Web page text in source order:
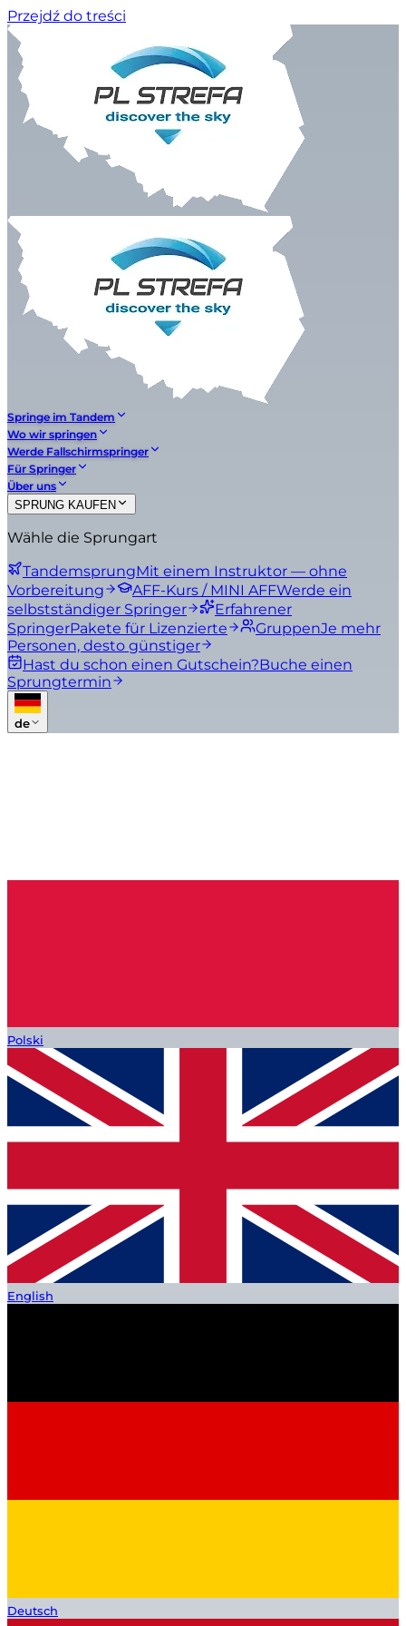
Przejdź do treści
Springe im Tandem
Wo wir springen
Werde Fallschirmspringer
Für Springer
Über uns
SPRUNG KAUFEN
Wähle die Sprungart
TandemsprungMit einem Instruktor — ohne
Vorbereitung
AFF-Kurs / MINI AFFWerde ein
selbstständiger Springer
Erfahrener
SpringerPakete für Lizenzierte GruppenJe mehr
Personen, desto günstiger
Hast du schon einen Gutschein?Buche einen
Sprungtermin
de
Polski
English
Deutsch